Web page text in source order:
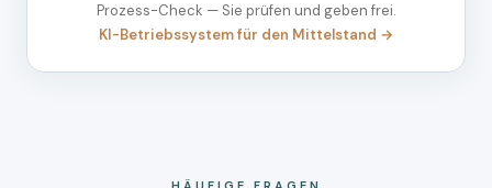
Prozess-Check — Sie prüfen und geben frei.
KI-Betriebssystem für den Mittelstand →